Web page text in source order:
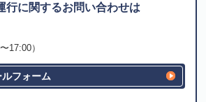
行に関するお問い合わせは
17:00）
フォーム